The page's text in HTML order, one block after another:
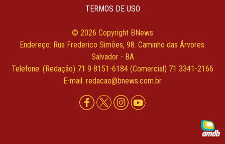
TERMOS DE USO
© 2026 Copyright BNews
Endereço: Rua Frederico Simões, 98. Caminho das Árvores.
Salvador - BA
Telefone: (Redação) 71 9 8151-6184 (Comercial) 71 3341-2166
E-mail: redacao@bnews.com.br